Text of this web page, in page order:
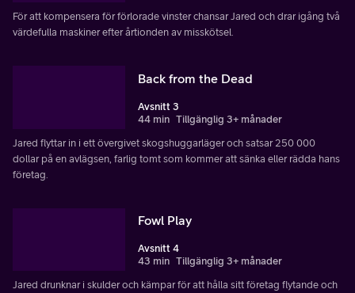
För att kompensera för förlorade vinster chansar Jared och drar igång två
värdefulla maskiner efter årtionden av misskötsel.
Back from the Dead
Avsnitt 3
44 min Tillgänglig 3+ månader
Jared flyttar in i ett övergivet skogshuggarläger och satsar 250 000
dollar på en avlägsen, farlig tomt som kommer att sänka eller rädda hans
företag.
Fowl Play
Avsnitt 4
43 min Tillgänglig 3+ månader
Jared drunknar i skulder och kämpar för att hålla sitt företag flytande och